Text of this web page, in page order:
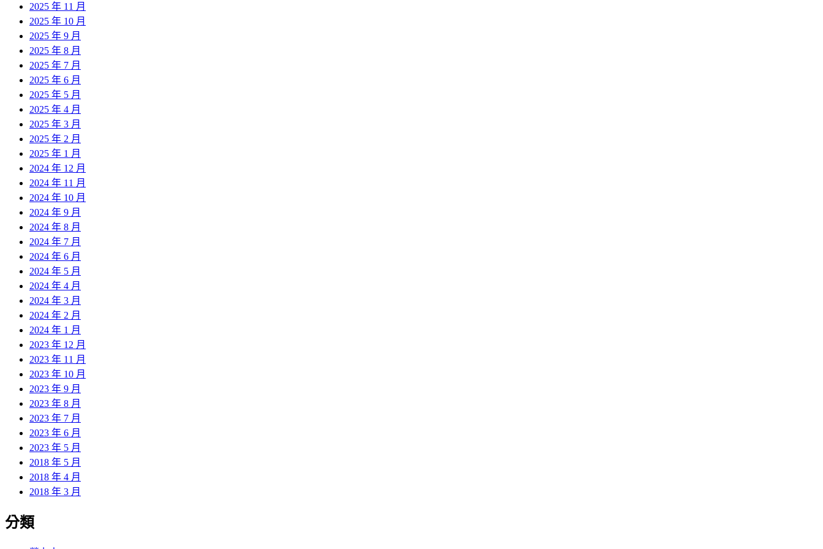
2025 年 11 月
2025 年 10 月
2025 年 9 月
2025 年 8 月
2025 年 7 月
2025 年 6 月
2025 年 5 月
2025 年 4 月
2025 年 3 月
2025 年 2 月
2025 年 1 月
2024 年 12 月
2024 年 11 月
2024 年 10 月
2024 年 9 月
2024 年 8 月
2024 年 7 月
2024 年 6 月
2024 年 5 月
2024 年 4 月
2024 年 3 月
2024 年 2 月
2024 年 1 月
2023 年 12 月
2023 年 11 月
2023 年 10 月
2023 年 9 月
2023 年 8 月
2023 年 7 月
2023 年 6 月
2023 年 5 月
2018 年 5 月
2018 年 4 月
2018 年 3 月
分類